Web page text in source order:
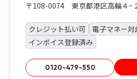
〒108-0074 東京都港区高輪４−
クレジット払い可
電子マネー対
インボイス登録済み
0120-479-550